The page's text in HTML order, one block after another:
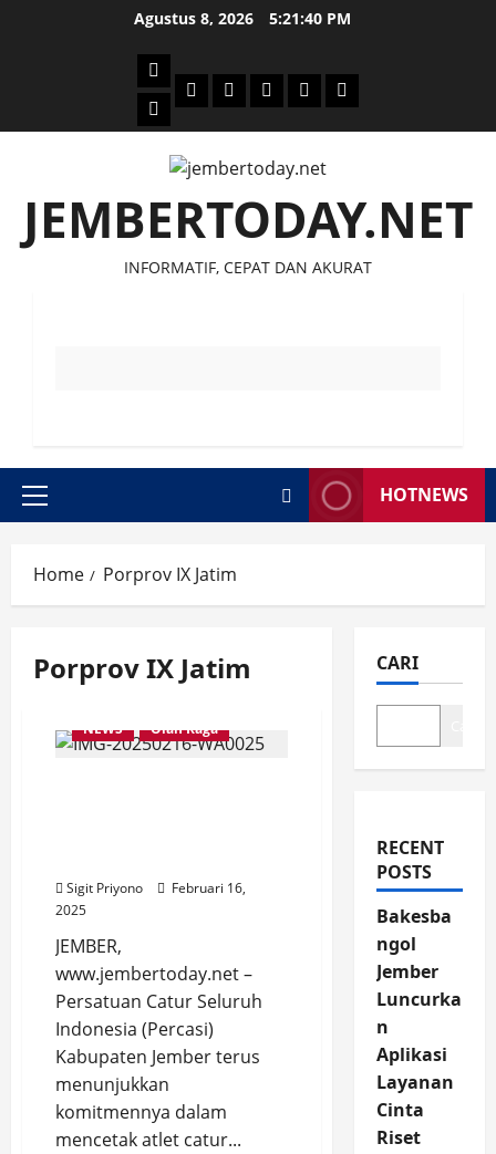
Agustus 8, 2026 5:21:40 PM
Beranda
News
PolitikOtomotifEkonomiSosialtentang
JEMBERTODAY.NET
INFORMATIF, CEPAT DAN AKURAT
Primary
HOTNEWS
Home Porprov IX Jatim
Porprov IX Jatim
NEWS Olah Raga
Sigit Priyono
Februari 16,
2025
JEMBER,
www.jembertoday.net –
Persatuan Catur Seluruh
Indonesia (Percasi)
Kabupaten Jember terus
menunjukkan
komitmennya dalam
mencetak atlet catur...
CARI
RECENT
POSTS
Bakesba
ngol
Jember
Luncurka
n
Aplikasi
Layanan
Cinta
Riset